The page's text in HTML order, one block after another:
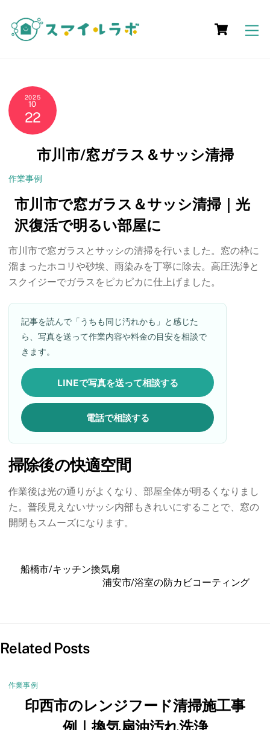
content
Cart
2025
10
22
市川市/窓ガラス＆サッシ清掃
作業事例
市川市で窓ガラス＆サッシ清掃｜光
沢復活で明るい部屋に
市川市で窓ガラスとサッシの清掃を行いました。窓の枠に
溜まったホコリや砂埃、雨染みを丁寧に除去。高圧洗浄と
スクイジーでガラスをピカピカに仕上げました。
記事を読んで「うちも同じ汚れかも」と感じた
ら、写真を送って作業内容や料金の目安を相談で
きます。
LINEで写真を送って相談する
電話で相談する
掃除後の快適空間
作業後は光の通りがよくなり、部屋全体が明るくなりまし
た。普段見えないサッシ内部もきれいにすることで、窓の
開閉もスムーズになります。
船橋市/キッチン換気扇
浦安市/浴室の防カビコーティング
Related Posts
作業事例
印西市のレンジフード清掃施工事
例｜換気扇油汚れ洗浄